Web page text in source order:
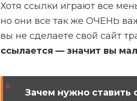
Хотя ссылки играют все
но они все так же ОЧЕНЬ
вы не сделаете свой сайт
ссылается — значит вы
Зачем нужно ставить